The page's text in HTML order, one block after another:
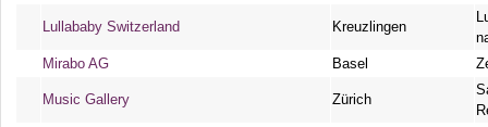
Lullababy Switzerland Kreuzlingen
Mirabo AG
Basel
Music Gallery Zürich